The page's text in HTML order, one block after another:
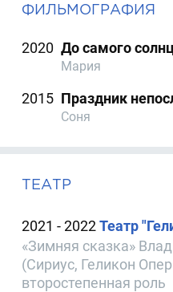
ФИЛЬМОГРАФИЯ
2020 До самого
Мария
2015 Праздник
Соня
ТЕАТР
2021 - 2022Театр
«Зимняя сказка»
(Сириус, Геликон
второстепенная роль